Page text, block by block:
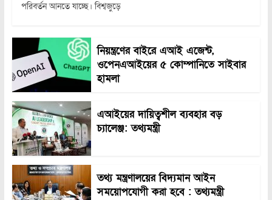
পরিবর্তন আনতে যাচ্ছে। বিশ্বজুড়ে
নিয়ন্ত্রণের বাইরে এআই এজেন্ট,
ওপেনএআইয়ের ৫ কোম্পানিতে সাইবার
হামলা
এআইয়ের দায়িত্বশীল ব্যবহার বড়
চ্যালেঞ্জ: তথ্যমন্ত্রী
তথ্য মন্ত্রণালয়ের বিদ্যমান আইন
সময়োপযোগী করা হবে : তথ্যমন্ত্রী